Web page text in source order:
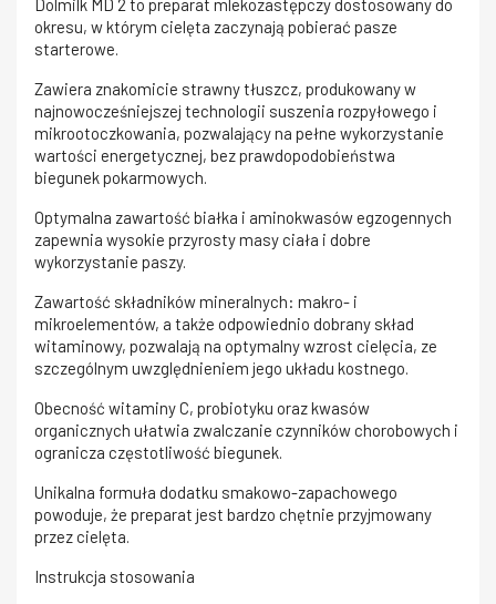
okresu, w którym cielęta zaczynają pobierać pasze
starterowe.
Zawiera znakomicie strawny tłuszcz, produkowany w
najnowocześniejszej technologii suszenia rozpyłowego i
mikrootoczkowania, pozwalający na pełne wykorzystanie
wartości energetycznej, bez prawdopodobieństwa
biegunek pokarmowych.
Optymalna zawartość białka i aminokwasów egzogennych
zapewnia wysokie przyrosty masy ciała i dobre
wykorzystanie paszy.
Zawartość składników mineralnych: makro- i
mikroelementów, a także odpowiednio dobrany skład
witaminowy, pozwalają na optymalny wzrost cielęcia, ze
szczególnym uwzględnieniem jego układu kostnego.
Obecność witaminy C, probiotyku oraz kwasów
organicznych ułatwia zwalczanie czynników chorobowych i
ogranicza częstotliwość biegunek.
Unikalna formuła dodatku smakowo-zapachowego
powoduje, że preparat jest bardzo chętnie przyjmowany
przez cielęta.
Instrukcja stosowania